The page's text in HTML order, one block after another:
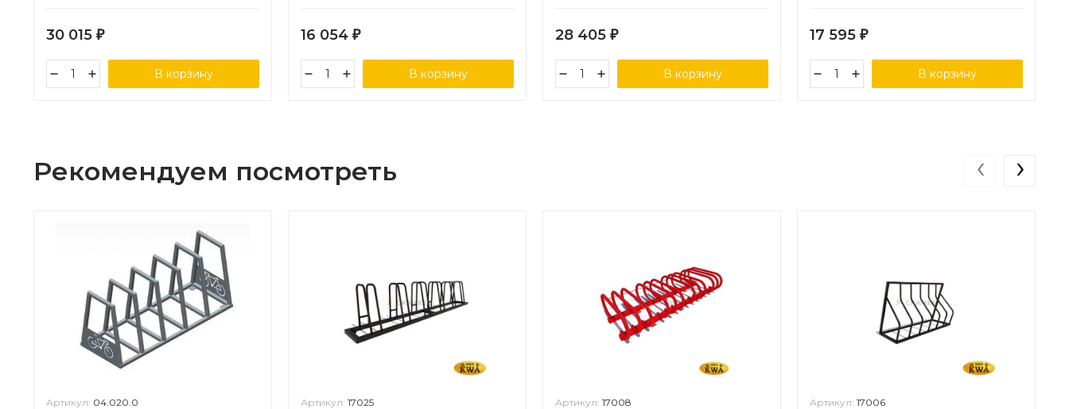
30 015 ₽
В корзину
16 054 ₽
В корзину
28 405 ₽
В корзину
17 595 ₽
В корзину
Рекомендуем посмотреть
Артикул: 04.020.0 Артикул: 17025 Артикул: 17008 Артикул: 17006
‹ ›